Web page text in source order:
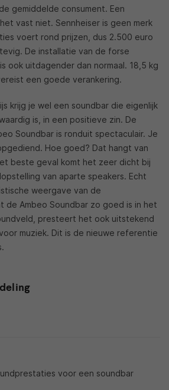
gemiddelde consument. Een
vast niet. Sennheiser is geen merk
voert rond prijzen, dus 2.500 euro
De installatie van de forse
ook uitdagender dan normaal. 18,5 kg
een goede verankering.
krijg je wel een soundbar die eigenlijk
is, in een positieve zin. De
Soundbar is ronduit spectaculair. Je
Hoe goed? Dat hangt van
beste geval komt het zeer dicht bij
van aparte speakers. Echt
weergave van de
de Ambeo Soundbar zo goed is in het
presteert het ook uitstekend
muziek. Dit is de nieuwe referentie
voor een soundbar